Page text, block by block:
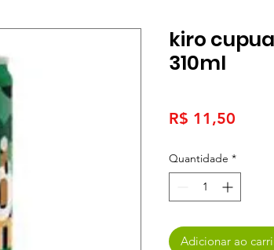
kiro
310ml
R$ 11,50
Quantidade *
Adicionar ao